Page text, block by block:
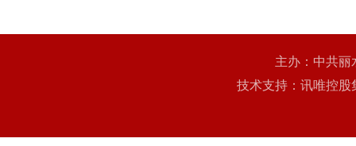
主办：中共
技术支持：讯唯控